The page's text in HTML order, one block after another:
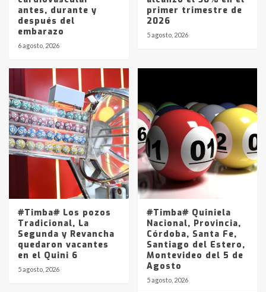
antes, durante y
después del
embarazo
6 agosto, 2026
primer trimestre de
2026
5 agosto, 2026
#Timba# Los pozos
Tradicional, La
Segunda y Revancha
quedaron vacantes
en el Quini 6
5 agosto, 2026
#Timba# Quiniela
Nacional, Provincia,
Córdoba, Santa Fe,
Santiago del Estero,
Montevideo del 5 de
Agosto
5 agosto, 2026